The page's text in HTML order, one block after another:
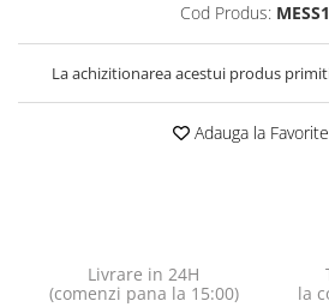
Cod Produs:
La achizitionarea acestui produs
Adauga la Favorite
Livrare in 24H
(comenzi pana la 15:00)
la